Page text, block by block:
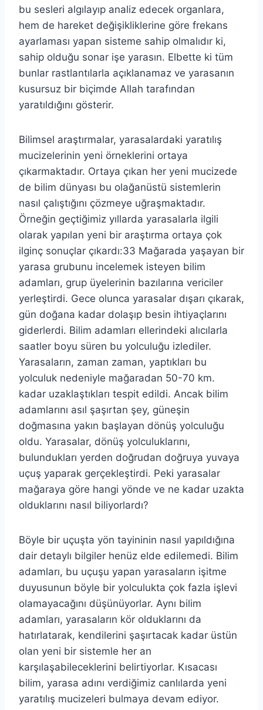
bu sesleri algılayıp analiz edecek organlara,
hem de hareket değişikliklerine göre frekans
ayarlaması yapan sisteme sahip olmalıdır ki,
sahip olduğu sonar işe yarasın. Elbette ki tüm
bunlar rastlantılarla açıklanamaz ve yarasanın
kusursuz bir biçimde Allah tarafından
yaratıldığını gösterir.
Bilimsel araştırmalar, yarasalardaki yaratılış
mucizelerinin yeni örneklerini ortaya
çıkarmaktadır. Ortaya çıkan her yeni mucizede
de bilim dünyası bu olağanüstü sistemlerin
nasıl çalıştığını çözmeye uğraşmaktadır.
Örneğin geçtiğimiz yıllarda yarasalarla ilgili
olarak yapılan yeni bir araştırma ortaya çok
ilginç sonuçlar çıkardı:33 Mağarada yaşayan bir
yarasa grubunu incelemek isteyen bilim
adamları, grup üyelerinin bazılarına vericiler
yerleştirdi. Gece olunca yarasalar dışarı çıkarak,
gün doğana kadar dolaşıp besin ihtiyaçlarını
giderlerdi. Bilim adamları ellerindeki alıcılarla
saatler boyu süren bu yolculuğu izlediler.
Yarasaların, zaman zaman, yaptıkları bu
yolculuk nedeniyle mağaradan 50-70 km.
kadar uzaklaştıkları tespit edildi. Ancak bilim
adamlarını asıl şaşırtan şey, güneşin
doğmasına yakın başlayan dönüş yolculuğu
oldu. Yarasalar, dönüş yolculuklarını,
bulundukları yerden doğrudan doğruya yuvaya
uçuş yaparak gerçekleştirdi. Peki yarasalar
mağaraya göre hangi yönde ve ne kadar uzakta
olduklarını nasıl biliyorlardı?
Böyle bir uçuşta yön tayininin nasıl yapıldığına
dair detaylı bilgiler henüz elde edilemedi. Bilim
adamları, bu uçuşu yapan yarasaların işitme
duyusunun böyle bir yolculukta çok fazla işlevi
olamayacağını düşünüyorlar. Aynı bilim
adamları, yarasaların kör olduklarını da
hatırlatarak, kendilerini şaşırtacak kadar üstün
olan yeni bir sistemle her an
karşılaşabileceklerini belirtiyorlar. Kısacası
bilim, yarasa adını verdiğimiz canlılarda yeni
yaratılış mucizeleri bulmaya devam ediyor.